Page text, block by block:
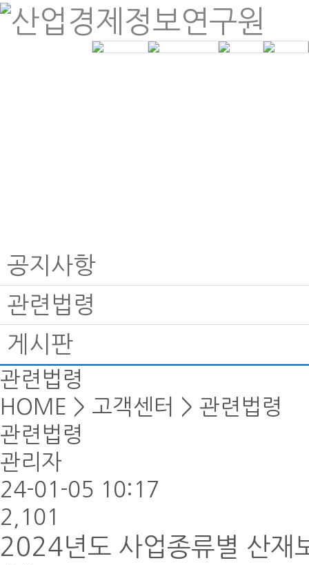
공지사항
관련법령
게시판
관련법령
HOME > 고객센터 > 관련법령
관련법령
관리자
24-01-05 10:17
2,101
2024년도 사업종류별 산재